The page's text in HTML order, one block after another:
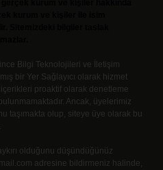
Bilgi Teknolojileri ve İletişim
bir Yer Sağlayıcı olarak hizmet
proaktif olarak denetleme
Ancak, üyelerimiz
taşımakta olup, siteye üye olarak bu
olduğunu düşündüğünüz
adresine bildirmeniz halinde,